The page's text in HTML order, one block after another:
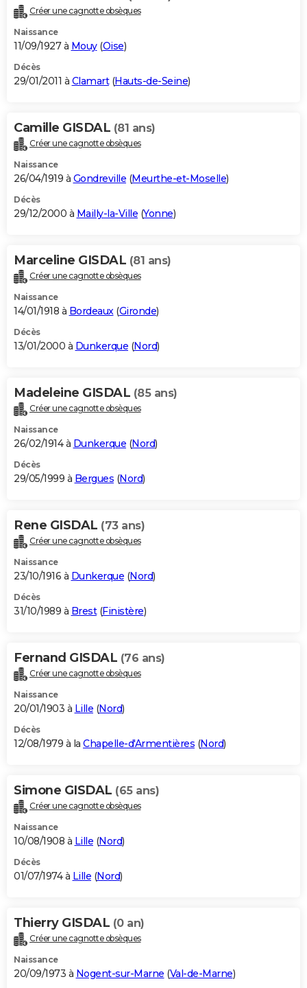
Créer une cagnotte obsèques
Naissance
11/09/1927 à Mouy(Oise)
Décès
29/01/2011 à Clamart(Hauts-de-Seine)
Camille GISDAL (81 ans)
Créer une cagnotte obsèques
Naissance
26/04/1919 à Gondreville (Meurthe-et-Moselle)
Décès
29/12/2000 à Mailly-la-Ville (Yonne)
Marceline GISDAL (81 ans)
Créer une cagnotte obsèques
Naissance
14/01/1918 à Bordeaux(Gironde)
Décès
13/01/2000 à Dunkerque (Nord)
Madeleine GISDAL (85 ans)
Créer une cagnotte obsèques
Naissance
26/02/1914 à Dunkerque (Nord)
Décès
29/05/1999 à Bergues (Nord)
Rene GISDAL (73 ans)
Créer une cagnotte obsèques
Naissance
23/10/1916 à Dunkerque (Nord)
Décès
31/10/1989 à Brest(Finistère)
Fernand GISDAL (76 ans)
Créer une cagnotte obsèques
Naissance
20/01/1903 à Lille (Nord)
Décès
12/08/1979 à la Chapelle-d'Armentières (Nord)
Simone GISDAL (65 ans)
Créer une cagnotte obsèques
Naissance
10/08/1908 à Lille (Nord)
Décès
01/07/1974 à Lille (Nord)
Thierry GISDAL (0 an)
Créer une cagnotte obsèques
Naissance
20/09/1973 à Nogent-sur-Marne (Val-de-Marne)